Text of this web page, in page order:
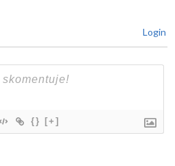
Login
{} [+]